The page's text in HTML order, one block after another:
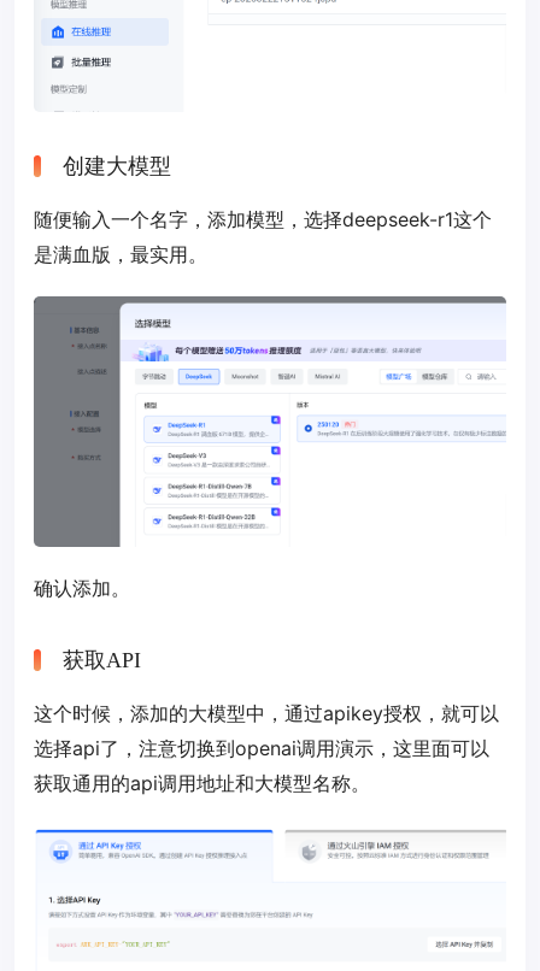
创建大模型
随便输入一个名字，添加模型，选择deepseek-r1这个
是满血版，最实用。
确认添加。
获取API
这个时候，添加的大模型中，通过apikey授权，就可以
选择api了，注意切换到openai调用演示，这里面可以
获取通用的api调用地址和大模型名称。